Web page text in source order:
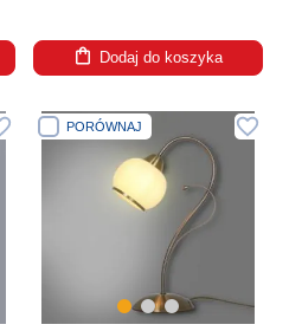
Dodaj do koszyka
PORÓWNAJ